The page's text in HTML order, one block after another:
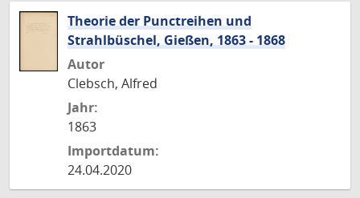
Theorie der Punctreihen und
Strahlbüschel, Gießen, 1863 - 1868
Autor
Clebsch, Alfred
Jahr:
1863
Importdatum:
24.04.2020